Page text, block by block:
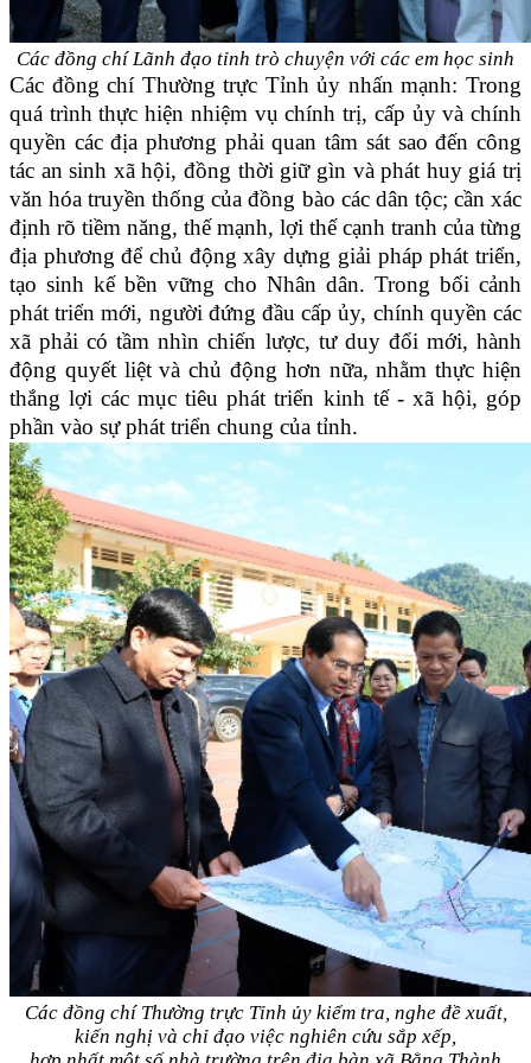
Các đồng chí Lãnh đạo tỉnh trò chuyện với các em học sinh
Các đồng chí Thường trực Tỉnh ủy nhấn mạnh: Trong
quá trình thực hiện nhiệm vụ chính trị, cấp ủy và chính
quyền các địa phương phải quan tâm sát sao đến công
tác an sinh xã hội, đồng thời giữ gìn và phát huy giá trị
văn hóa truyền thống của đồng bào các dân tộc; cần xác
định rõ tiềm năng, thế mạnh, lợi thế cạnh tranh của từng
địa phương để chủ động xây dựng giải pháp phát triển,
tạo sinh kế bền vững cho Nhân dân. Trong bối cảnh
phát triển mới, người đứng đầu cấp ủy, chính quyền các
xã phải có tầm nhìn chiến lược, tư duy đổi mới, hành
động quyết liệt và chủ động hơn nữa, nhằm thực hiện
thắng lợi các mục tiêu phát triển kinh tế - xã hội, góp
phần vào sự phát triển chung của tỉnh.
Các đồng chí Thường trực Tỉnh ủy kiểm tra, nghe đề xuất,
kiến nghị và chỉ đạo việc nghiên cứu sắp xếp,